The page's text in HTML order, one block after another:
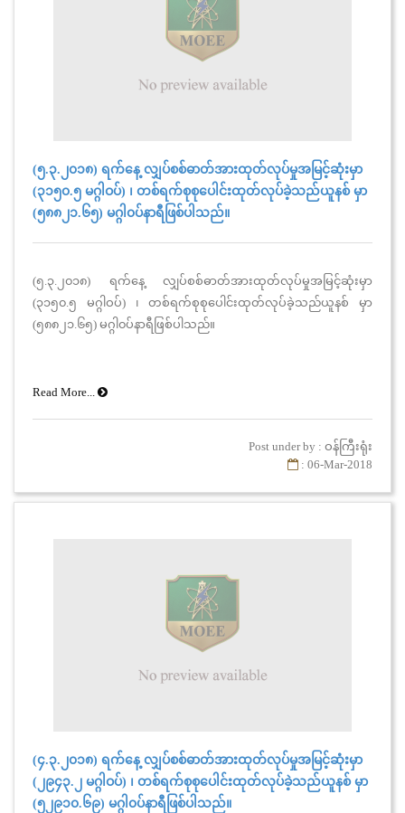
(၅.၃.၂၀၁၈) ရက်နေ့ လျှပ်စစ်ဓာတ်အားထုတ်လုပ်မှုအမြင့်ဆုံးမှာ
(၃၁၅၀.၅ မဂ္ဂါဝပ်) ၊ တစ်ရက်စုစုပေါင်းထုတ်လုပ်ခဲ့သည်ယူနစ် မှာ
(၅၈၈၂၁.၆၅) မဂ္ဂါ၀ပ်နာရီဖြစ်ပါသည်။
(၅.၃.၂၀၁၈) ရက်နေ့ လျှပ်စစ်ဓာတ်အားထုတ်လုပ်မှုအမြင့်ဆုံးမှာ
(၃၁၅၀.၅ မဂ္ဂါဝပ်) ၊ တစ်ရက်စုစုပေါင်းထုတ်လုပ်ခဲ့သည်ယူနစ် မှာ
(၅၈၈၂၁.၆၅) မဂ္ဂါ၀ပ်နာရီဖြစ်ပါသည်။
Read More...
Post under by : ဝန်ကြီးရုံး
: 06-Mar-2018
(၄.၃.၂၀၁၈) ရက်နေ့ လျှပ်စစ်ဓာတ်အားထုတ်လုပ်မှုအမြင့်ဆုံးမှာ
(၂၉၄၃.၂ မဂ္ဂါဝပ်) ၊ တစ်ရက်စုစုပေါင်းထုတ်လုပ်ခဲ့သည်ယူနစ် မှာ
(၅၂၉၁၀.၆၉) မဂ္ဂါ၀ပ်နာရီဖြစ်ပါသည်။